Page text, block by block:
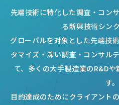
先端技術に特化した調査・コン
る新興技術シン
グローバルを対象とした先端技
タマイズ・深い調査・コンサル
て、 多くの大手製造業のR&D
す。
目的達成のためにクライアント